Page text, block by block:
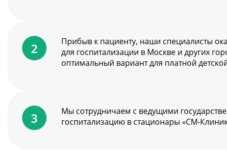
Прибыв к пациенту, наши специалисты
для госпитализации в Москве и других
оптимальный вариант для платной
Мы сотрудничаем с ведущими
госпитализацию в стационары «СМ-